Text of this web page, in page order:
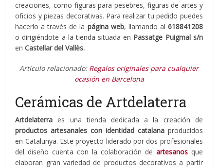
creaciones, como figuras para pesebres, figuras de artes y
oficios y piezas decorativas. Para realizar tu pedido puedes
hacerlo a través de la página web, llamando al 618841208
o dirigiéndote a la tienda situada en Passatge Puigmal s/n
en Castellar del Vallès.
Artículo relacionado: Regalos originales para cualquier
ocasión en Barcelona
Cerámicas de Artdelaterra
Artdelaterra es una tienda dedicada a la creación de
productos artesanales con identidad catalanaproducidos
en Catalunya. Este proyecto liderado por dos profesionales
del diseño cuenta con la colaboración de artesanosque
elaboran gran variedad de productos decorativos a partir